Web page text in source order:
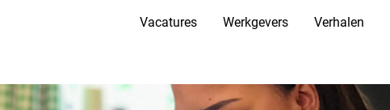
Vacatures Werkgevers Verhalen